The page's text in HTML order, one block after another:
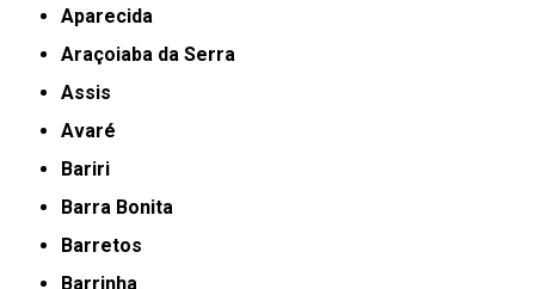
Aparecida
Araçoiaba da Serra
Assis
Avaré
Bariri
Barra Bonita
Barretos
Barrinha